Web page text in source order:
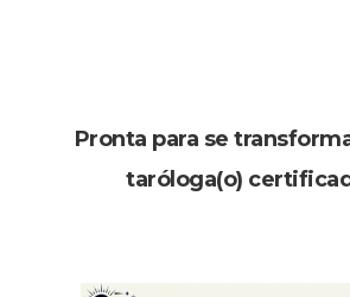
Pronta para se
taróloga(o)